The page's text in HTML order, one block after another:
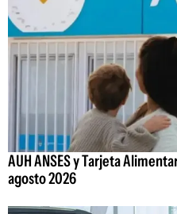
AUH ANSES y Tarjeta
agosto 2026